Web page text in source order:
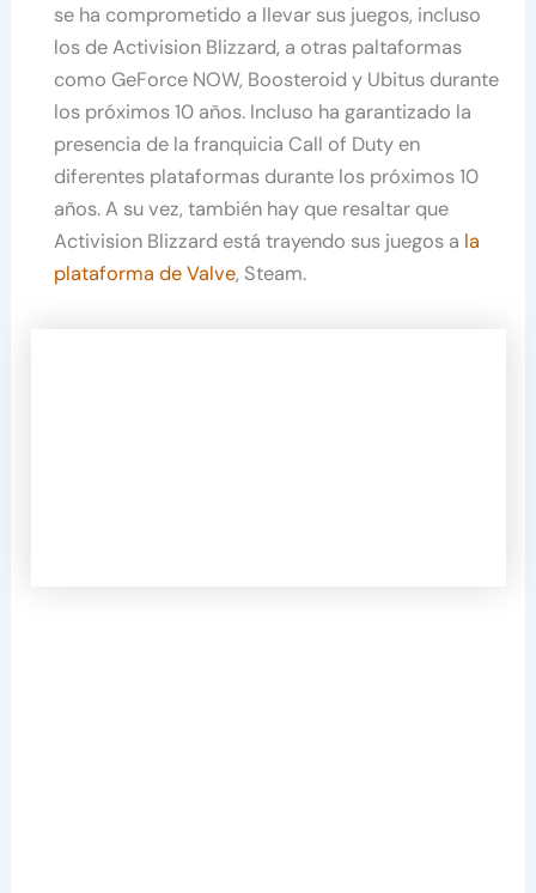
se ha comprometido a llevar sus juegos, incluso
los de Activision Blizzard, a otras paltaformas
como GeForce NOW, Boosteroid y Ubitus durante
los próximos 10 años. Incluso ha garantizado la
presencia de la franquicia Call of Duty en
diferentes plataformas durante los próximos 10
años. A su vez, también hay que resaltar que
Activision Blizzard está trayendo sus juegos a la
plataforma de Valve, Steam.